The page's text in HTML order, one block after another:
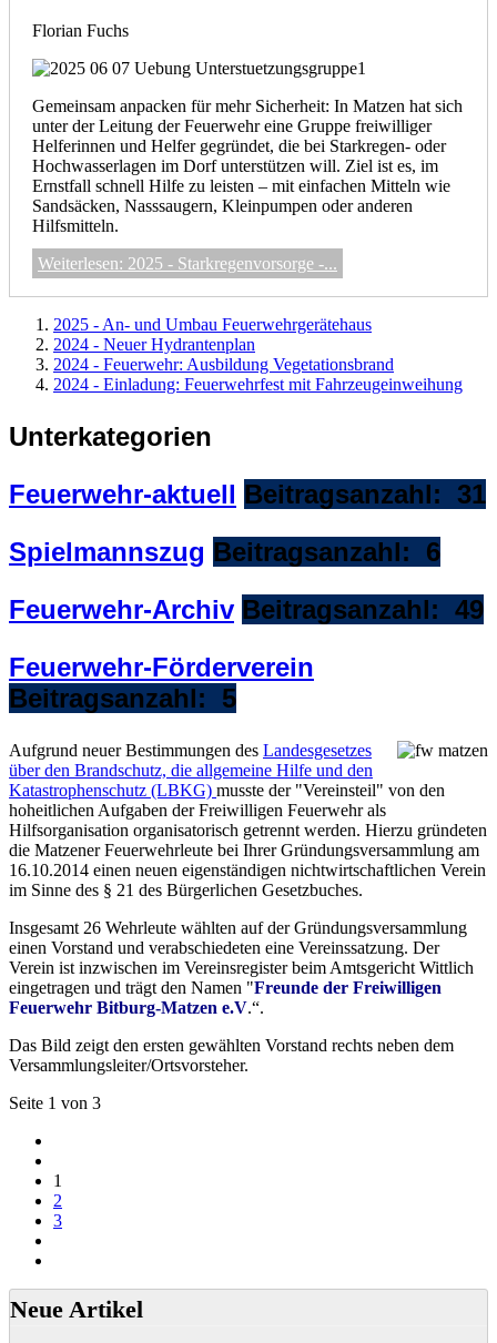
Florian Fuchs
Gemeinsam anpacken für mehr Sicherheit: In Matzen hat sich
unter der Leitung der Feuerwehr eine Gruppe freiwilliger
Helferinnen und Helfer gegründet, die bei Starkregen- oder
Hochwasserlagen im Dorf unterstützen will. Ziel ist es, im
Ernstfall schnell Hilfe zu leisten – mit einfachen Mitteln wie
Sandsäcken, Nasssaugern, Kleinpumpen oder anderen
Hilfsmitteln.
Weiterlesen: 2025 - Starkregenvorsorge -...
2025 - An- und Umbau Feuerwehrgerätehaus
2024 - Neuer Hydrantenplan
2024 - Feuerwehr: Ausbildung Vegetationsbrand
2024 - Einladung: Feuerwehrfest mit Fahrzeugeinweihung
Unterkategorien
Feuerwehr-aktuell Beitragsanzahl: 31
Spielmannszug Beitragsanzahl: 6
Feuerwehr-Archiv Beitragsanzahl: 49
Feuerwehr-Förderverein
Beitragsanzahl: 5
Aufgrund neuer Bestimmungen des Landesgesetzes
über den Brandschutz, die allgemeine Hilfe und den
Katastrophenschutz (LBKG) musste der "Vereinsteil" von den
hoheitlichen Aufgaben der Freiwilligen Feuerwehr als
Hilfsorganisation organisatorisch getrennt werden. Hierzu gründeten
die Matzener Feuerwehrleute bei Ihrer Gründungsversammlung am
16.10.2014 einen neuen eigenständigen nichtwirtschaftlichen Verein
im Sinne des § 21 des Bürgerlichen Gesetzbuches.
Insgesamt 26 Wehrleute wählten auf der Gründungsversammlung
einen Vorstand und verabschiedeten eine Vereinssatzung. Der
Verein ist inzwischen im Vereinsregister beim Amtsgericht Wittlich
eingetragen und trägt den Namen "Freunde der Freiwilligen
Feuerwehr Bitburg-Matzen e.V.“.
Das Bild zeigt den ersten gewählten Vorstand rechts neben dem
Versammlungsleiter/Ortsvorsteher.
Seite 1 von 3
1
2
3
Neue Artikel